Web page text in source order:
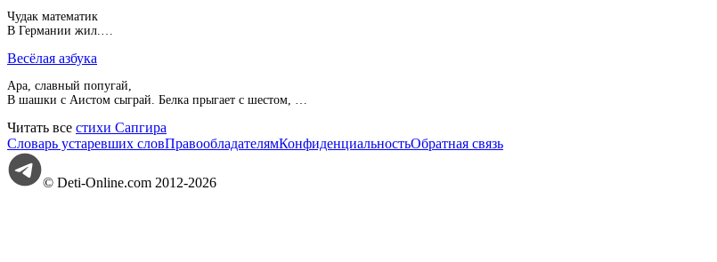
Чудак математик
В Германии жил.…
Весёлая азбука
Ара, славный попугай,
В шашки с Аистом сыграй. Белка прыгает с шестом, …
Читать все стихи Сапгира
Словарь устаревших словПравообладателямКонфиденциальностьОбратная связь
© Deti-Online.com 2012-2026